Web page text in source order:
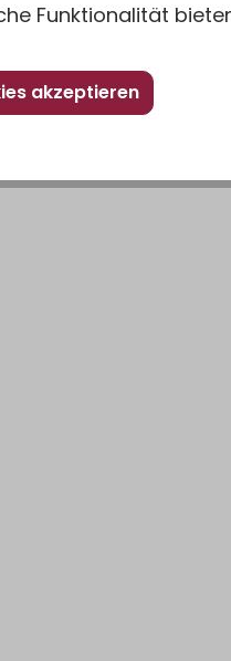
Funktionalität
akzeptieren